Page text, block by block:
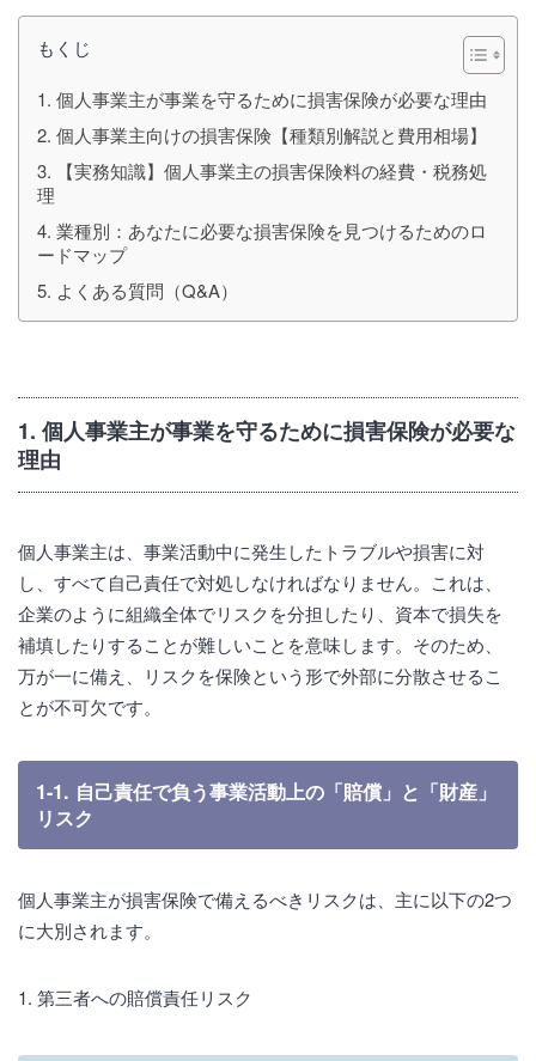
もくじ
1. 個人事業主が事業を守るために損害保険が必要な理由
2. 個人事業主向けの損害保険【種類別解説と費用相場】
3. 【実務知識】個人事業主の損害保険料の経費・税務処
理
4. 業種別：あなたに必要な損害保険を見つけるためのロ
ードマップ
5. よくある質問（Q&A）
1. 個人事業主が事業を守るために損害保険が必要な
理由
個人事業主は、事業活動中に発生したトラブルや損害に対
し、すべて自己責任で対処しなければなりません。これは、
企業のように組織全体でリスクを分担したり、資本で損失を
補填したりすることが難しいことを意味します。そのため、
万が一に備え、リスクを保険という形で外部に分散させるこ
とが不可欠です。
1-1. 自己責任で負う事業活動上の「賠償」と「財産」
リスク
個人事業主が損害保険で備えるべきリスクは、主に以下の2つ
に大別されます。
1. 第三者への賠償責任リスク